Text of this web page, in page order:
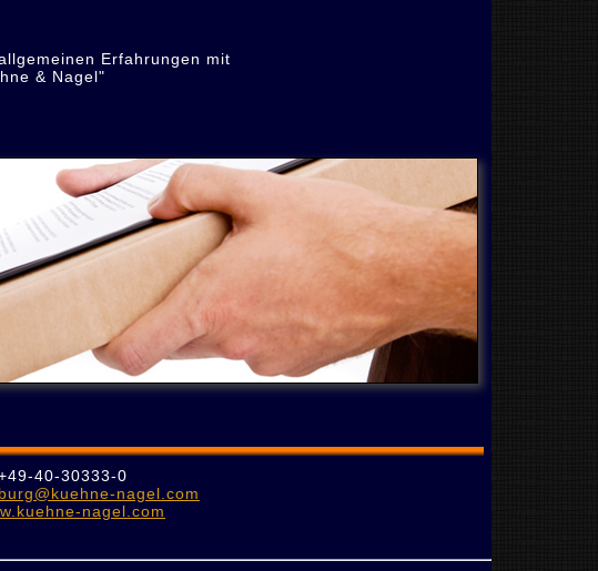
Erfahrungen mit
& Nagel"
40-30333-0
nagel.com
nagel.com